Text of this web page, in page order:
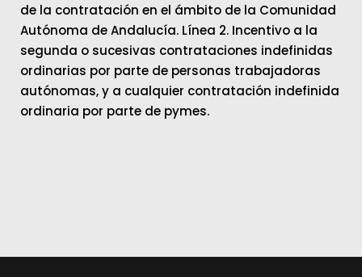
de la contratación en el ámbito de la Comunidad
Autónoma de Andalucía. Línea 2. Incentivo a la
segunda o sucesivas contrataciones indefinidas
ordinarias por parte de personas trabajadoras
autónomas, y a cualquier contratación indefinida
ordinaria por parte de pymes.